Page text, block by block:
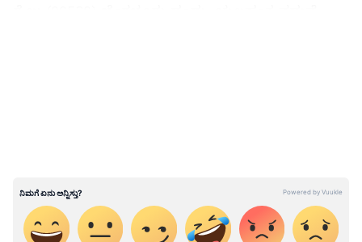
ಬೆಂಗಳೂರು ಏರ್‌ಪೋರ್ಟ್‌ಗೆ 5 ಹೆಚ್ಚುವರಿ ಮೆಮು ರೈಲು
ಸಂಚಾರ